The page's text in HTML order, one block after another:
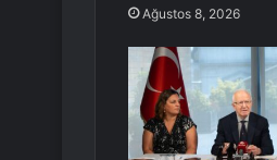
Ağustos 8, 2026